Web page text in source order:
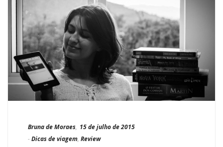
Bruna de Moraes, 15 de julho de 2015
- Dicas de viagem, Review